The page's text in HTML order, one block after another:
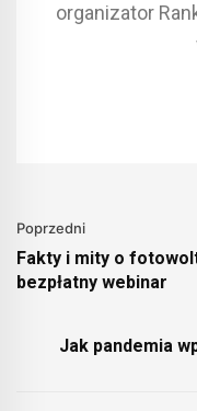
organizator
Poprzedni
Fakty i mity o
bezpłatny webinar
Jak pandemia